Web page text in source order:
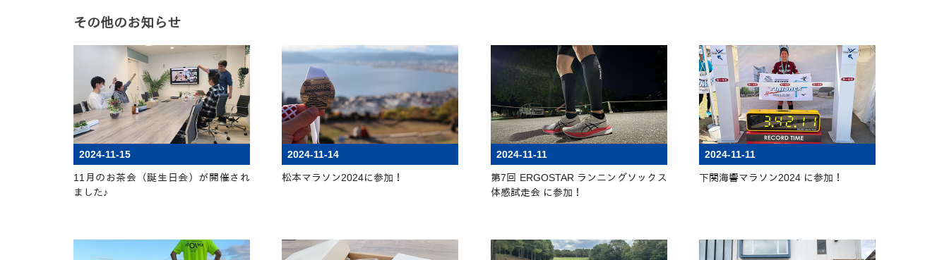
その他のお知らせ
2024-11-15
11月のお茶会（誕生日会）が開催され
ました♪
2024-11-14
松本マラソン2024に参加！
2024-11-11
第7回 ERGOSTAR ランニングソックス
体感試走会 に参加！
2024-11-11
下関海響マラソン2024 に参加！